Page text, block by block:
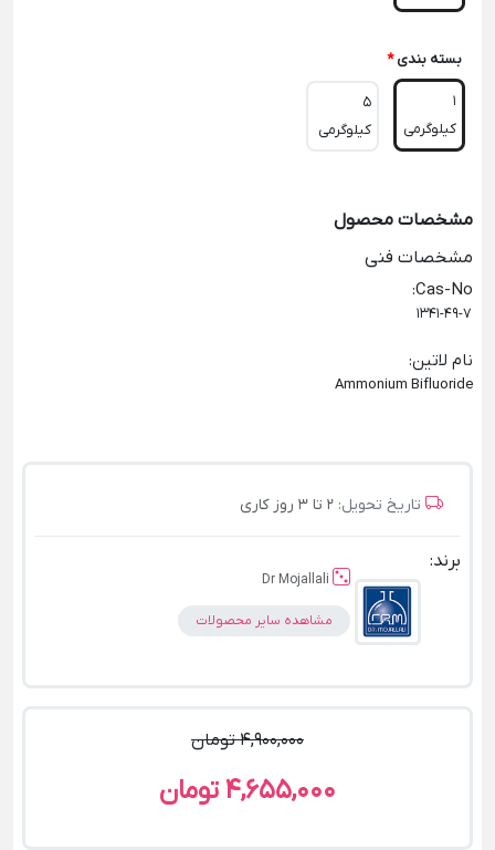
بسته بندی *
1
کیلوگرمی
5
کیلوگرمی
مشخصات محصول
مشخصات فنی
Cas-No
:
1341-49-7
نام لاتین:
Ammonium Bifluoride
تاریخ تحویل: 2 تا 3 روز کاری
برند:
Dr Mojallali
مشاهده سایر محصولات
4,900,000 تومان
4,655,000 تومان